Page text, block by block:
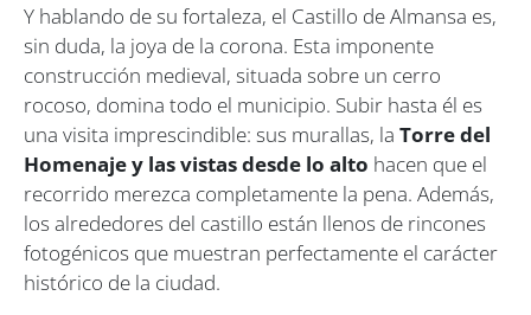
Y hablando de su fortaleza, el Castillo de Almansa es,
sin duda, la joya de la corona. Esta imponente
construcción medieval, situada sobre un cerro
rocoso, domina todo el municipio. Subir hasta él es
una visita imprescindible: sus murallas, la Torre del
Homenaje y las vistas desde lo alto hacen que el
recorrido merezca completamente la pena. Además,
los alrededores del castillo están llenos de rincones
fotogénicos que muestran perfectamente el carácter
histórico de la ciudad.